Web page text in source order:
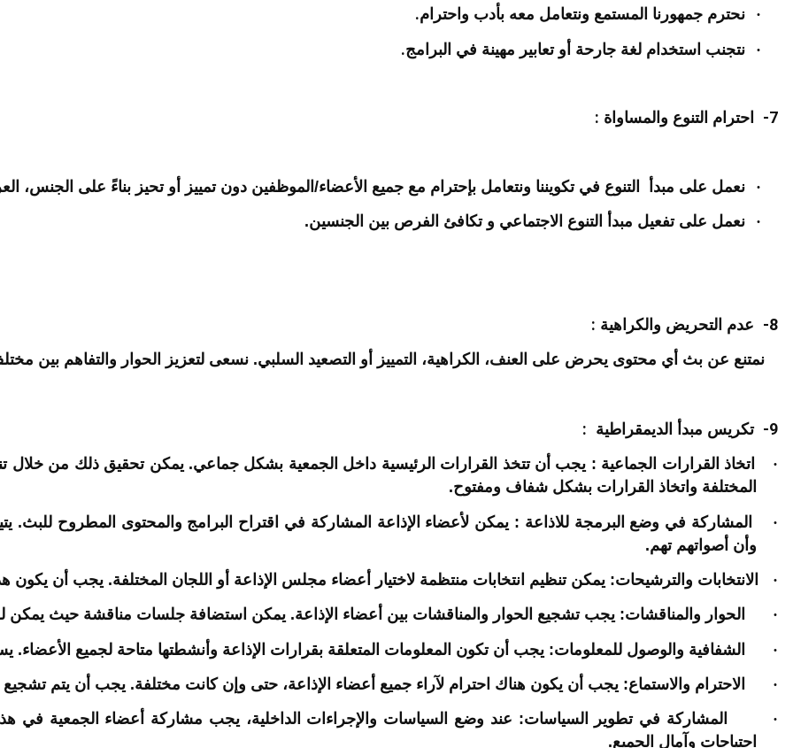
· نحترم جمهورنا المستمع ونتعامل معه بأدب واحترام.
· نتجنب استخدام لغة جارحة أو تعابير مهينة في البرامج.
7- احترام التنوع والمساواة :
·
نعمل على مبدأ التنوع في تكويننا ونتعامل بإحترام مع جميع الأعضاء/الموظفين دون تمييز أو تحيز بناءً على الجنس،
·
نعمل على تفعيل مبدأ التنوع الاجتماعي و تكافئ الفرص بين الجنسين.
8- عدم التحريض والكراهية :
نمتنع عن بث أي محتوى يحرض على العنف، الكراهية، التمييز أو التصعيد السلبي. نسعى لتعزيز الحوار والتفاهم بين
9- تكريس مبدأ الديمقراطية :
·
اتخاذ القرارات الجماعية : يجب أن تتخذ القرارات الرئيسية داخل الجمعية بشكل جماعي. يمكن تحقيق ذلك من خلال
المختلفة واتخاذ القرارات بشكل شفاف ومفتوح.
·
المشاركة في وضع البرمجة للاذاعة : يمكن لأعضاء الإذاعة المشاركة في اقتراح البرامج والمحتوى المطروح للبث.
وأن أصواتهم تهم.
·
الانتخابات والترشيحات: يمكن تنظيم انتخابات منتظمة لاختيار أعضاء مجلس الإذاعة أو اللجان المختلفة. يجب أن
·
الحوار والمناقشات: يجب تشجيع الحوار والمناقشات بين أعضاء الإذاعة. يمكن استضافة جلسات مناقشة حيث يمكن
·
الشفافية والوصول للمعلومات: يجب أن تكون المعلومات المتعلقة بقرارات الإذاعة وأنشطتها متاحة لجميع الأعضاء.
·
الاحترام والاستماع: يجب أن يكون هناك احترام لآراء جميع أعضاء الإذاعة، حتى وإن كانت مختلفة. يجب أن يتم تشجيع
·
المشاركة في تطوير السياسات: عند وضع السياسات والإجراءات الداخلية، يجب مشاركة أعضاء الجمعية
احتياجات وآمال الجميع.